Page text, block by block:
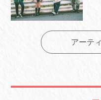
アーテ